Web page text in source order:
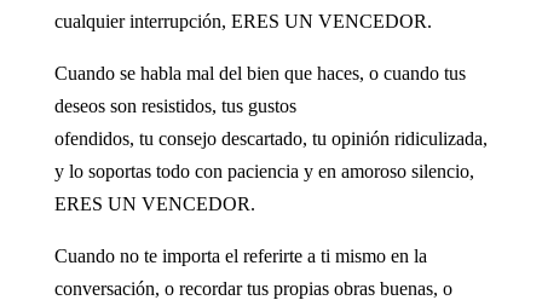
cualquier interrupción, ERES UN VENCEDOR.
Cuando se habla mal del bien que haces, o cuando tus
deseos son resistidos, tus gustos
ofendidos, tu consejo descartado, tu opinión ridiculizada,
y lo soportas todo con paciencia y en amoroso silencio,
ERES UN VENCEDOR.
Cuando no te importa el referirte a ti mismo en la
conversación, o recordar tus propias obras buenas, o